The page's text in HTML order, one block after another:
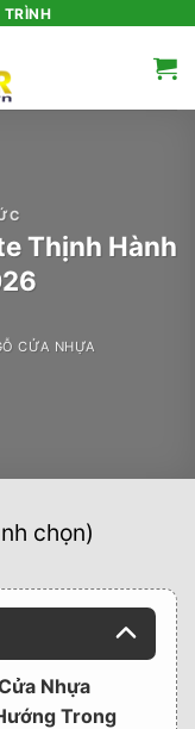
TRÌNH
Thịnh Hành
CỬA NHỰA
chọn)
Nhựa
Trong